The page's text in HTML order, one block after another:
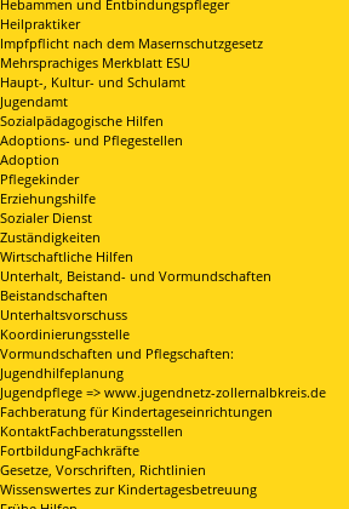
Hebammen und Entbindungspfleger
Heilpraktiker
Impfpflicht nach dem Masernschutzgesetz
Mehrsprachiges Merkblatt ESU
Haupt-, Kultur- und Schulamt
Jugendamt
Sozialpädagogische Hilfen
Adoptions- und Pflegestellen
Adoption
Pflegekinder
Erziehungshilfe
Sozialer Dienst
Zuständigkeiten
Wirtschaftliche Hilfen
Unterhalt, Beistand- und Vormundschaften
Beistandschaften
Unterhaltsvorschuss
Koordinierungsstelle
Vormundschaften und Pflegschaften:
Jugendhilfeplanung
Jugendpflege => www.jugendnetz-zollernalbkreis.de
Fachberatung für Kindertageseinrichtungen
KontaktFachberatungsstellen
FortbildungFachkräfte
Gesetze, Vorschriften, Richtlinien
Wissenswertes zur Kindertagesbetreuung